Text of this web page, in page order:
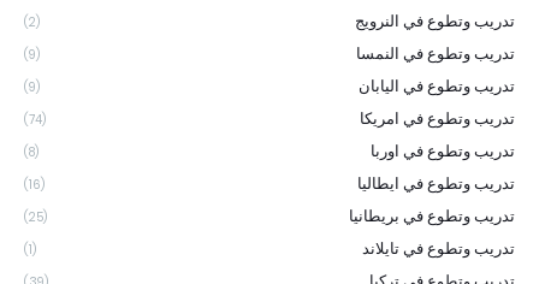
تدريب وتطوع في النرويج (2)
تدريب وتطوع في النمسا (9)
تدريب وتطوع في اليابان (9)
تدريب وتطوع في امريكا (74)
تدريب وتطوع في اوربا (8)
تدريب وتطوع في ايطاليا (16)
تدريب وتطوع في بريطانيا (25)
تدريب وتطوع في تايلاند (1)